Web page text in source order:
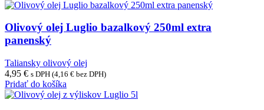
Olivový olej Luglio bazalkový 250ml extra
panenský
Taliansky olivový olej
4,95 € s DPH (4,16 € bez DPH)
Pridať do košíka